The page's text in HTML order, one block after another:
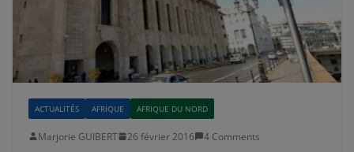
ACTUALITÉS AFRIQUE AFRIQUE DU NORD
Marjorie GUIBERT 26 février 2016 4 Comments